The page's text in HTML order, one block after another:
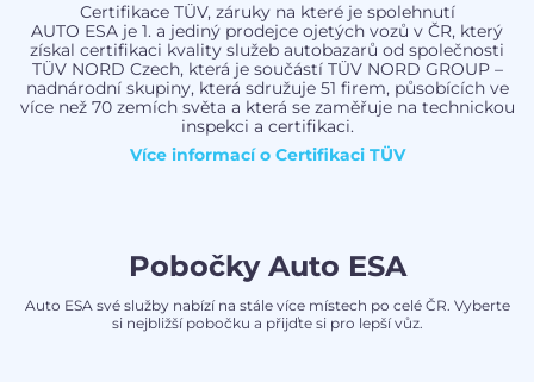
Certifikace TÜV, záruky na které je spolehnutí
AUTO ESA je 1. a jediný prodejce ojetých vozů v ČR, který
získal certifikaci kvality služeb autobazarů od společnosti
TÜV NORD Czech, která je součástí TÜV NORD GROUP –
nadnárodní skupiny, která sdružuje 51 firem, působících ve
více než 70 zemích světa a která se zaměřuje na technickou
inspekci a certifikaci.
Více informací o Certifikaci TÜV
Pobočky Auto ESA
Auto ESA své služby nabízí na stále více místech po celé ČR. Vyberte
si nejbližší pobočku a přijďte si pro lepší vůz.